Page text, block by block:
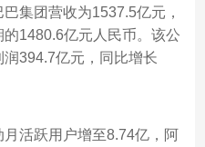
集团营收为1537.5亿元，
1480.6亿元人民币。该公
394.7亿元，同比增长
活跃用户增至8.74亿，阿